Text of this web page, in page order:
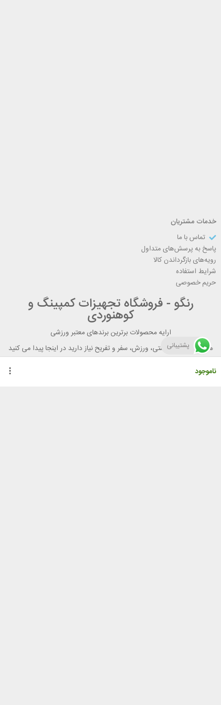
ناموجود
خدمات مشتریان
تماس با ما
پاسخ به پرسش‌های متداول
رویه‌های بازگرداندن کالا
شرایط استفاده
حریم خصوصی
رنگو - فروشگاه تجهیزات کمپینگ و
کوهنوردی
ارایه محصولات برترین برندهای معتبر ورزشی
هر آنچه برای تندرستی، ورزش، سفر و تفریح نیاز دارید در اینجا پیدا می کنید
پشتیبانی